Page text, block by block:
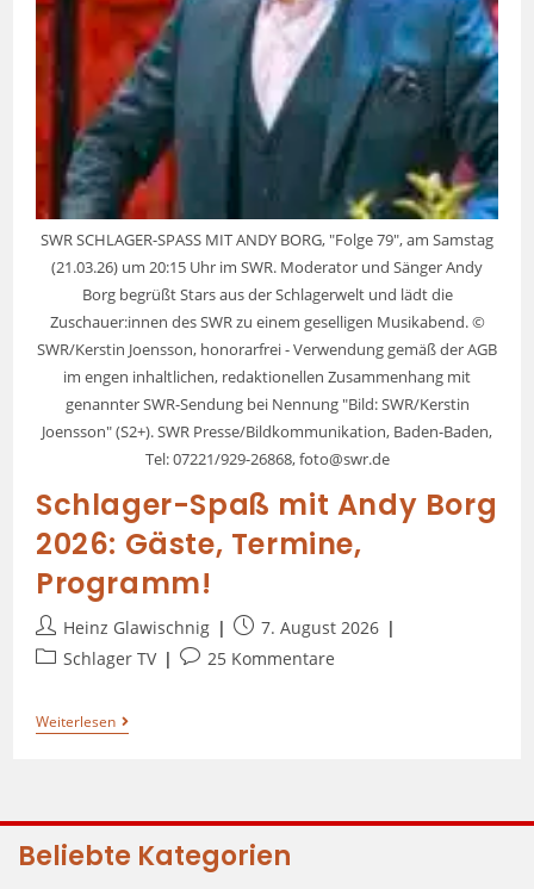
SWR SCHLAGER-SPASS MIT ANDY BORG, "Folge 79", am Samstag
(21.03.26) um 20:15 Uhr im SWR. Moderator und Sänger Andy
Borg begrüßt Stars aus der Schlagerwelt und lädt die
Zuschauer:innen des SWR zu einem geselligen Musikabend. ©
SWR/Kerstin Joensson, honorarfrei - Verwendung gemäß der AGB
im engen inhaltlichen, redaktionellen Zusammenhang mit
genannter SWR-Sendung bei Nennung "Bild: SWR/Kerstin
Joensson" (S2+). SWR Presse/Bildkommunikation, Baden-Baden,
Tel: 07221/929-26868, foto@swr.de
Schlager-Spaß mit Andy Borg
2026: Gäste, Termine,
Programm!
Heinz Glawischnig
7. August 2026
Schlager TV
25 Kommentare
Weiterlesen
Beliebte Kategorien